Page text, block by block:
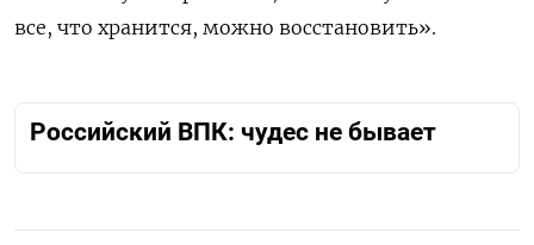
все, что хранится, можно восстановить».
Российский ВПК: чудес не бывает